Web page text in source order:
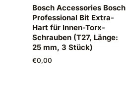
Bosch Accessories Bosch
Professional Bit Extra-
Hart für Innen-Torx-
Schrauben (T27, Länge:
25 mm, 3 Stück)
€0,00